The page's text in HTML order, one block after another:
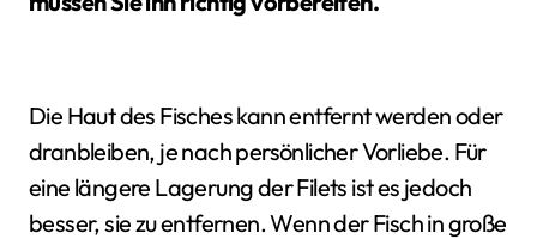
Die Haut des Fisches kann entfernt werden oder
dranbleiben, je nach persönlicher Vorliebe. Für
eine längere Lagerung der Filets ist es jedoch
besser, sie zu entfernen. Wenn der Fisch in große